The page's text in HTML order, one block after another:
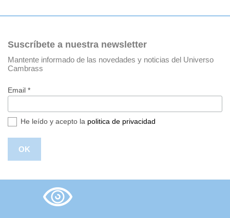
Suscríbete a nuestra newsletter
Mantente informado de las novedades y noticias del Universo
Cambrass
Email *
He leído y acepto la politica de privacidad